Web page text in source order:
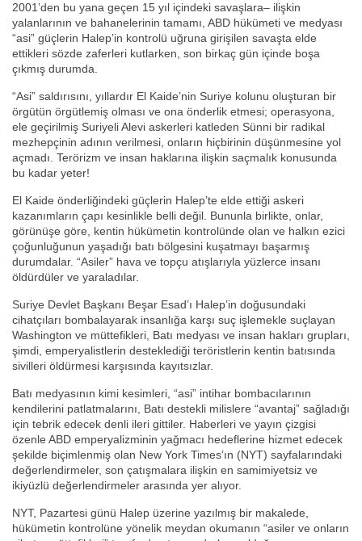
2001’den bu yana geçen 15 yıl içindeki savaşlara– ilişkin
yalanlarının ve bahanelerinin tamamı, ABD hükümeti ve medyası
“asi” güçlerin Halep’in kontrolü uğruna girişilen savaşta elde
ettikleri sözde zaferleri kutlarken, son birkaç gün içinde boşa
çıkmış durumda.
“Asi” saldırısını, yıllardır El Kaide’nin Suriye kolunu oluşturan bir
örgütün örgütlemiş olması ve ona önderlik etmesi; operasyona,
ele geçirilmiş Suriyeli Alevi askerleri katleden Sünni bir radikal
mezhepçinin adının verilmesi, onların hiçbirinin düşünmesine yol
açmadı. Terörizm ve insan haklarına ilişkin saçmalık konusunda
bu kadar yeter!
El Kaide önderliğindeki güçlerin Halep’te elde ettiği askeri
kazanımların çapı kesinlikle belli değil. Bununla birlikte, onlar,
görünüşe göre, kentin hükümetin kontrolünde olan ve halkın ezici
çoğunluğunun yaşadığı batı bölgesini kuşatmayı başarmış
durumdalar. “Asiler” hava ve topçu atışlarıyla yüzlerce insanı
öldürdüler ve yaraladılar.
Suriye Devlet Başkanı Beşar Esad’ı Halep’in doğusundaki
cihatçıları bombalayarak insanlığa karşı suç işlemekle suçlayan
Washington ve müttefikleri, Batı medyası ve insan hakları grupları,
şimdi, emperyalistlerin desteklediği teröristlerin kentin batısında
sivilleri öldürmesi karşısında kayıtsızlar.
Batı medyasının kimi kesimleri, “asi” intihar bombacılarının
kendilerini patlatmalarını, Batı destekli milislere “avantaj” sağladığı
için tebrik edecek denli ileri gittiler. Haberleri ve yayın çizgisi
özenle ABD emperyalizminin yağmacı hedeflerine hizmet edecek
şekilde biçimlenmiş olan New York Times’ın (NYT) sayfalarındaki
değerlendirmeler, son çatışmalara ilişkin en samimiyetsiz ve
ikiyüzlü değerlendirmeler arasında yer alıyor.
NYT, Pazartesi günü Halep üzerine yazılmış bir makalede,
hükümetin kontrolüne yönelik meydan okumanın “asiler ve onların